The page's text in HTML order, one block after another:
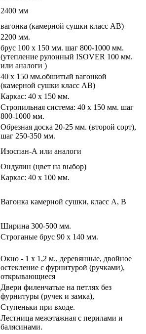
2400 мм
вагонка (камерной сушки класс АВ)
2200 мм.
брус 100 х 150 мм. шаг 800-1000 мм.
(утепление рулонный ISOVER 100 мм.
или аналоги )
40 х 150 мм.обшитый вагонкой
(камерной сушки класс АВ)
Каркас: 40 х 150 мм.
Стропильная система: 40 х 150 мм. шаг
800-1000 мм.
Обрезная доска 20-25 мм. (второй сорт),
шаг 250-350 мм.
Изоспан-А или аналоги
Ондулин (цвет на выбор)
Каркас: 40 х 100 мм.
Вагонка камерной сушки, класс А, В
Ширина 300-500 мм.
Строганые брус 90 х 140 мм.
Окно - 1 х 1,2 м., деревянные, двойное
остекление с фурнитурой (ручками),
открывающиеся
Двери филенчатые на петлях без
фурнитуры (ручек и замка),
Ступеньки при входе.
Лестница межэтажная с перилами и
балясинами.